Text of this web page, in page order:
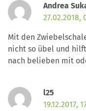
Andrea
27.02.2018,
Mit den
nicht so übel und
nach belieben mit
l25
19.12.2017,